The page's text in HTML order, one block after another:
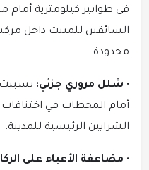
في طوابير كيلومترية
السائقين للمبيت داخل
محدودة.
• شلل مروري جزئي: تسببت
أمام المحطات في
الشرايين الرئيسية للمدينة.
• مضاعفة الأعباء على